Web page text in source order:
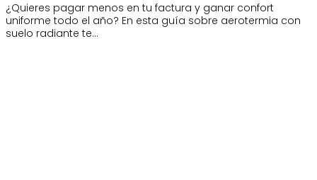
¿Quieres pagar menos en tu factura y ganar confort
uniforme todo el año? En esta guía sobre aerotermia con
suelo radiante te…